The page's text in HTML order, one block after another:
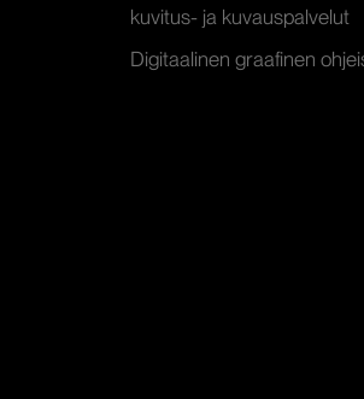
kuvitus- ja kuvauspalvelut
Digitaalinen graafinen